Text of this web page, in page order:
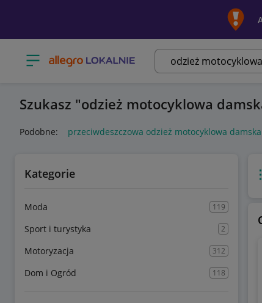
Otwórz menu z kategoriami
Szukasz odzież motocyklowa
Podobne: przeciwdeszczowa odzież motocyklowa damska
Kategorie
Moda 119
Sport i turystyka 2
Motoryzacja 312
Dom i Ogród 118